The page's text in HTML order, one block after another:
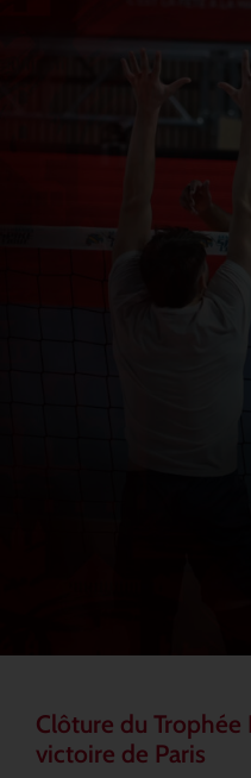
Clôture du
victoire de Paris